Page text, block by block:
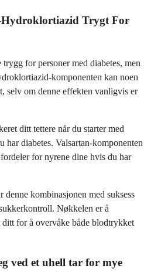
Trygt For
for personer med diabetes, men
komponenten kan noen
selv om denne effekten vanligvis er
ditt tettere når du starter med
har diabetes. Valsartan-komponenten
for nyrene dine hvis du har
denne kombinasjonen med suksess
Nøkkelen er å
ditt for å overvåke både blodtrykket
ved et uhell tar for mye